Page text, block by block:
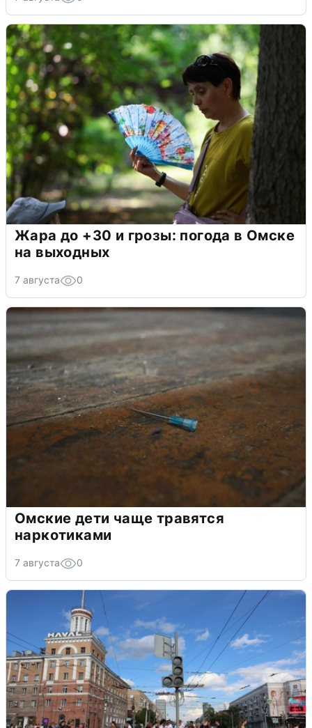
Жара до +30 и грозы: погода в Омске
на выходных
7 августа 0
Омские дети чаще травятся
наркотиками
7 августа 0